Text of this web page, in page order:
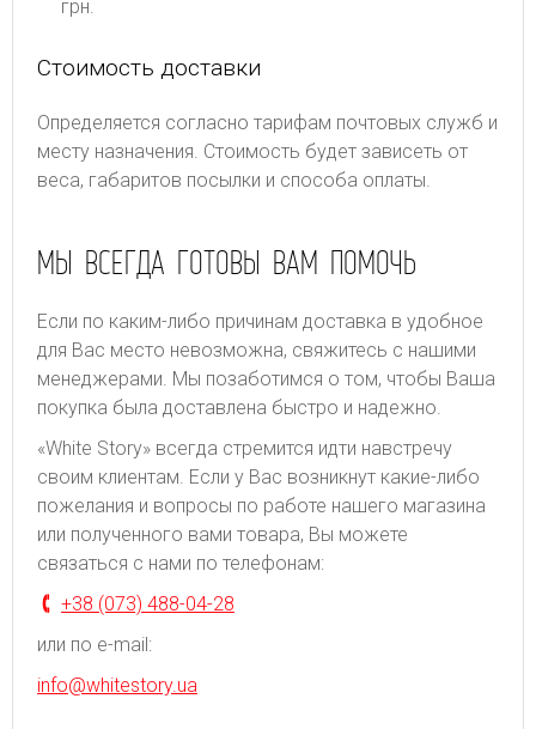
грн.
Стоимость доставки
Определяется согласно тарифам почтовых служб и
месту назначения. Стоимость будет зависеть от
веса, габаритов посылки и способа оплаты.
МЫ ВСЕГДА ГОТОВЫ ВАМ ПОМОЧЬ
Если по каким-либо причинам доставка в удобное
для Вас место невозможна, свяжитесь с нашими
менеджерами. Мы позаботимся о том, чтобы Ваша
покупка была доставлена быстро и надежно.
«White Story» всегда стремится идти навстречу
своим клиентам. Если у Вас возникнут какие-либо
пожелания и вопросы по работе нашего магазина
или полученного вами товара, Вы можете
связаться с нами по телефонам:
+38 (073) 488-04-28
или по e-mail:
info@whitestory.ua